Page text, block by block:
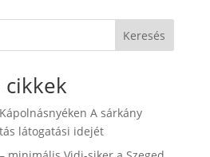
Keresés
cikkek
A sárkány
látogatási idejét